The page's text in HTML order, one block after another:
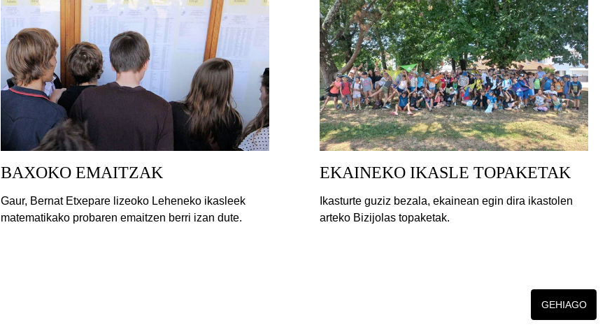
BAXOKO EMAITZAK
Gaur, Bernat Etxepare lizeoko Leheneko ikasleek
matematikako probaren emaitzen berri izan dute.
EKAINEKO IKASLE TOPAKETAK
Ikasturte guziz bezala, ekainean egin dira ikastolen
arteko Bizijolas topaketak.
GEHIAGO